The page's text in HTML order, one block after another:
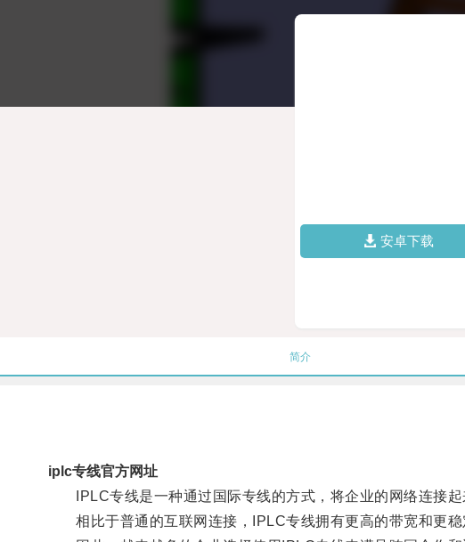
安卓下载
简介
iplc专线官方网址
IPLC专线是一种通过国际专线的方式，将企业的网络连接起
相比于普通的互联网连接，IPLC专线拥有更高的带宽和更稳